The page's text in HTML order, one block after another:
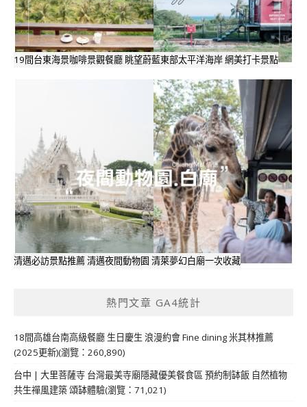
19間台東海景咖啡景觀餐廳 眺望蔚藍東部太平洋海岸 網美打卡景點
清邁必訪景點推薦 清邁夜間動物園 清萊夢幻白廟一次收藏
熱門文章 GA4統計
18間高雄台南高級餐廳 生日慶生 浪漫約會 Fine dining 米其林推薦
(2025更新)(瀏覽：260,890)
台中 | 大里菩薩寺 台灣最美寺廟隱藏優美餐食區 預約制缽飯 自然植物
共生禪風建築 頌缽體驗(瀏覽：71,021)